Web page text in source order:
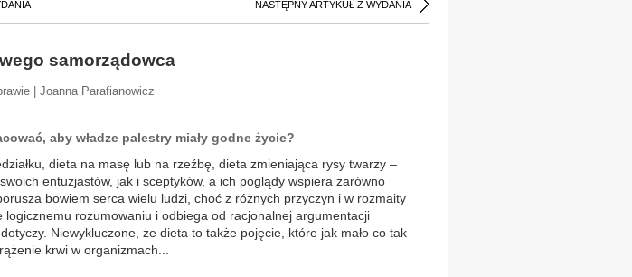
NASTĘPNY ARTYKUŁ Z WYDANIA
samorządowca
| Joanna Parafianowicz
aby władze palestry miały godne życie?
dieta na masę lub na rzeźbę, dieta zmieniająca rysy twarzy –
entuzjastów, jak i sceptyków, a ich poglądy wspiera zarówno
bowiem serca wielu ludzi, choć z różnych przyczyn i w rozmaity
logicznemu rozumowaniu i odbiega od racjonalnej argumentacji
Niewykluczone, że dieta to także pojęcie, które jak mało co tak
krwi w organizmach...